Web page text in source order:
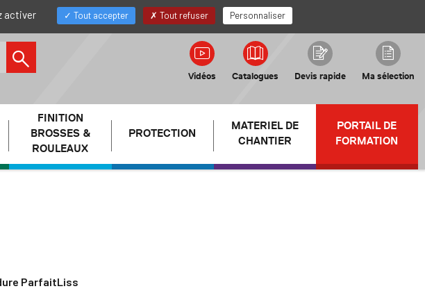
Mon compte Distributeur
Vidéos Catalogues Devis rapide Ma sélection
FINITION
BROSSES &
ROULEAUX
PROTECTION
MATERIEL DE
CHANTIER
PORTAIL DE
FORMATION
ParfaitLiss
activer Tout accepter Tout refuser Personnaliser